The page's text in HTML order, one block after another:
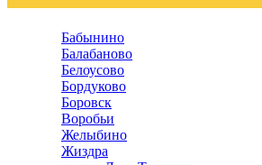
Бабынино
Балабаново
Белоусово
Бордуково
Боровск
Воробьи
Желыбино
Жиздра